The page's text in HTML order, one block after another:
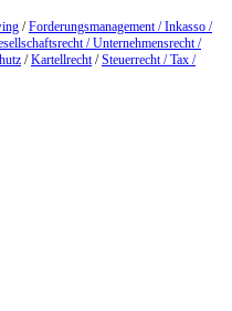
/Forderungsmanagement / Inkasso /
/ Unternehmensrecht /
/Kartellrecht /Steuerrecht / Tax /